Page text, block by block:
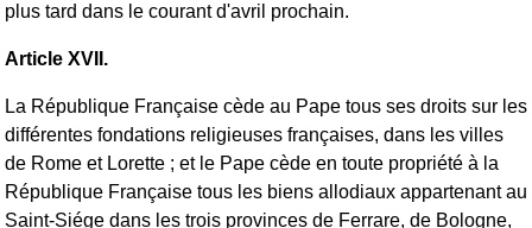
plus tard dans le courant d'avril prochain.
Article XVII.
La République Française cède au Pape tous ses droits sur les
différentes fondations religieuses françaises, dans les villes
de Rome et Lorette ; et le Pape cède en toute propriété à la
République Française tous les biens allodiaux appartenant au
Saint-Siége dans les trois provinces de Ferrare, de Bologne,